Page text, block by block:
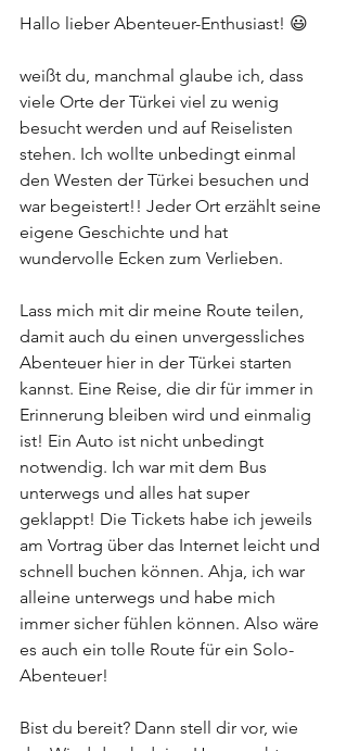
Hallo lieber Abenteuer-Enthusiast! 😃
weißt du, manchmal glaube ich, dass
viele Orte der Türkei viel zu wenig
besucht werden und auf Reiselisten
stehen. Ich wollte unbedingt einmal
den Westen der Türkei besuchen und
war begeistert!! Jeder Ort erzählt seine
eigene Geschichte und hat
wundervolle Ecken zum Verlieben.
Lass mich mit dir meine Route teilen,
damit auch du einen unvergessliches
Abenteuer hier in der Türkei starten
kannst. Eine Reise, die dir für immer in
Erinnerung bleiben wird und einmalig
ist! Ein Auto ist nicht unbedingt
notwendig. Ich war mit dem Bus
unterwegs und alles hat super
geklappt! Die Tickets habe ich jeweils
am Vortrag über das Internet leicht und
schnell buchen können. Ahja, ich war
alleine unterwegs und habe mich
immer sicher fühlen können. Also wäre
es auch ein tolle Route für ein Solo-
Abenteuer!
Bist du bereit? Dann stell dir vor, wie